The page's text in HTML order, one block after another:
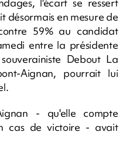
désormais en mesure de
59% au candidat
entre la présidente
Debout La
Aignan, pourrait lui
- qu'elle compte
cas de victoire - avait